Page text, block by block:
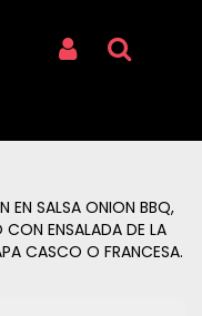
EN SALSA ONION BBQ,
ENSALADA DE LA
CASCO O FRANCESA.